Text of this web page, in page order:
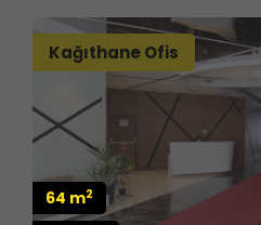
Kağıthane Ofis
64 m2